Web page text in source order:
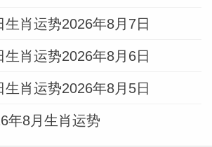
要调整好自己的心态，切不
诱惑，让十几年努力苦读白
换来的成果付诸流水。
势:学习提升，健康有利
生肖运势2026年8月7日
生肖运势2026年8月6日
生肖运势2026年8月5日
年8月生肖运势